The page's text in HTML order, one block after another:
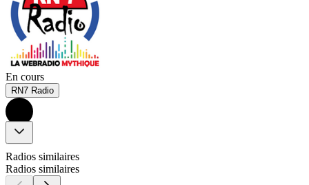
En cours
RN7 Radio
Radios similaires
Radios similaires